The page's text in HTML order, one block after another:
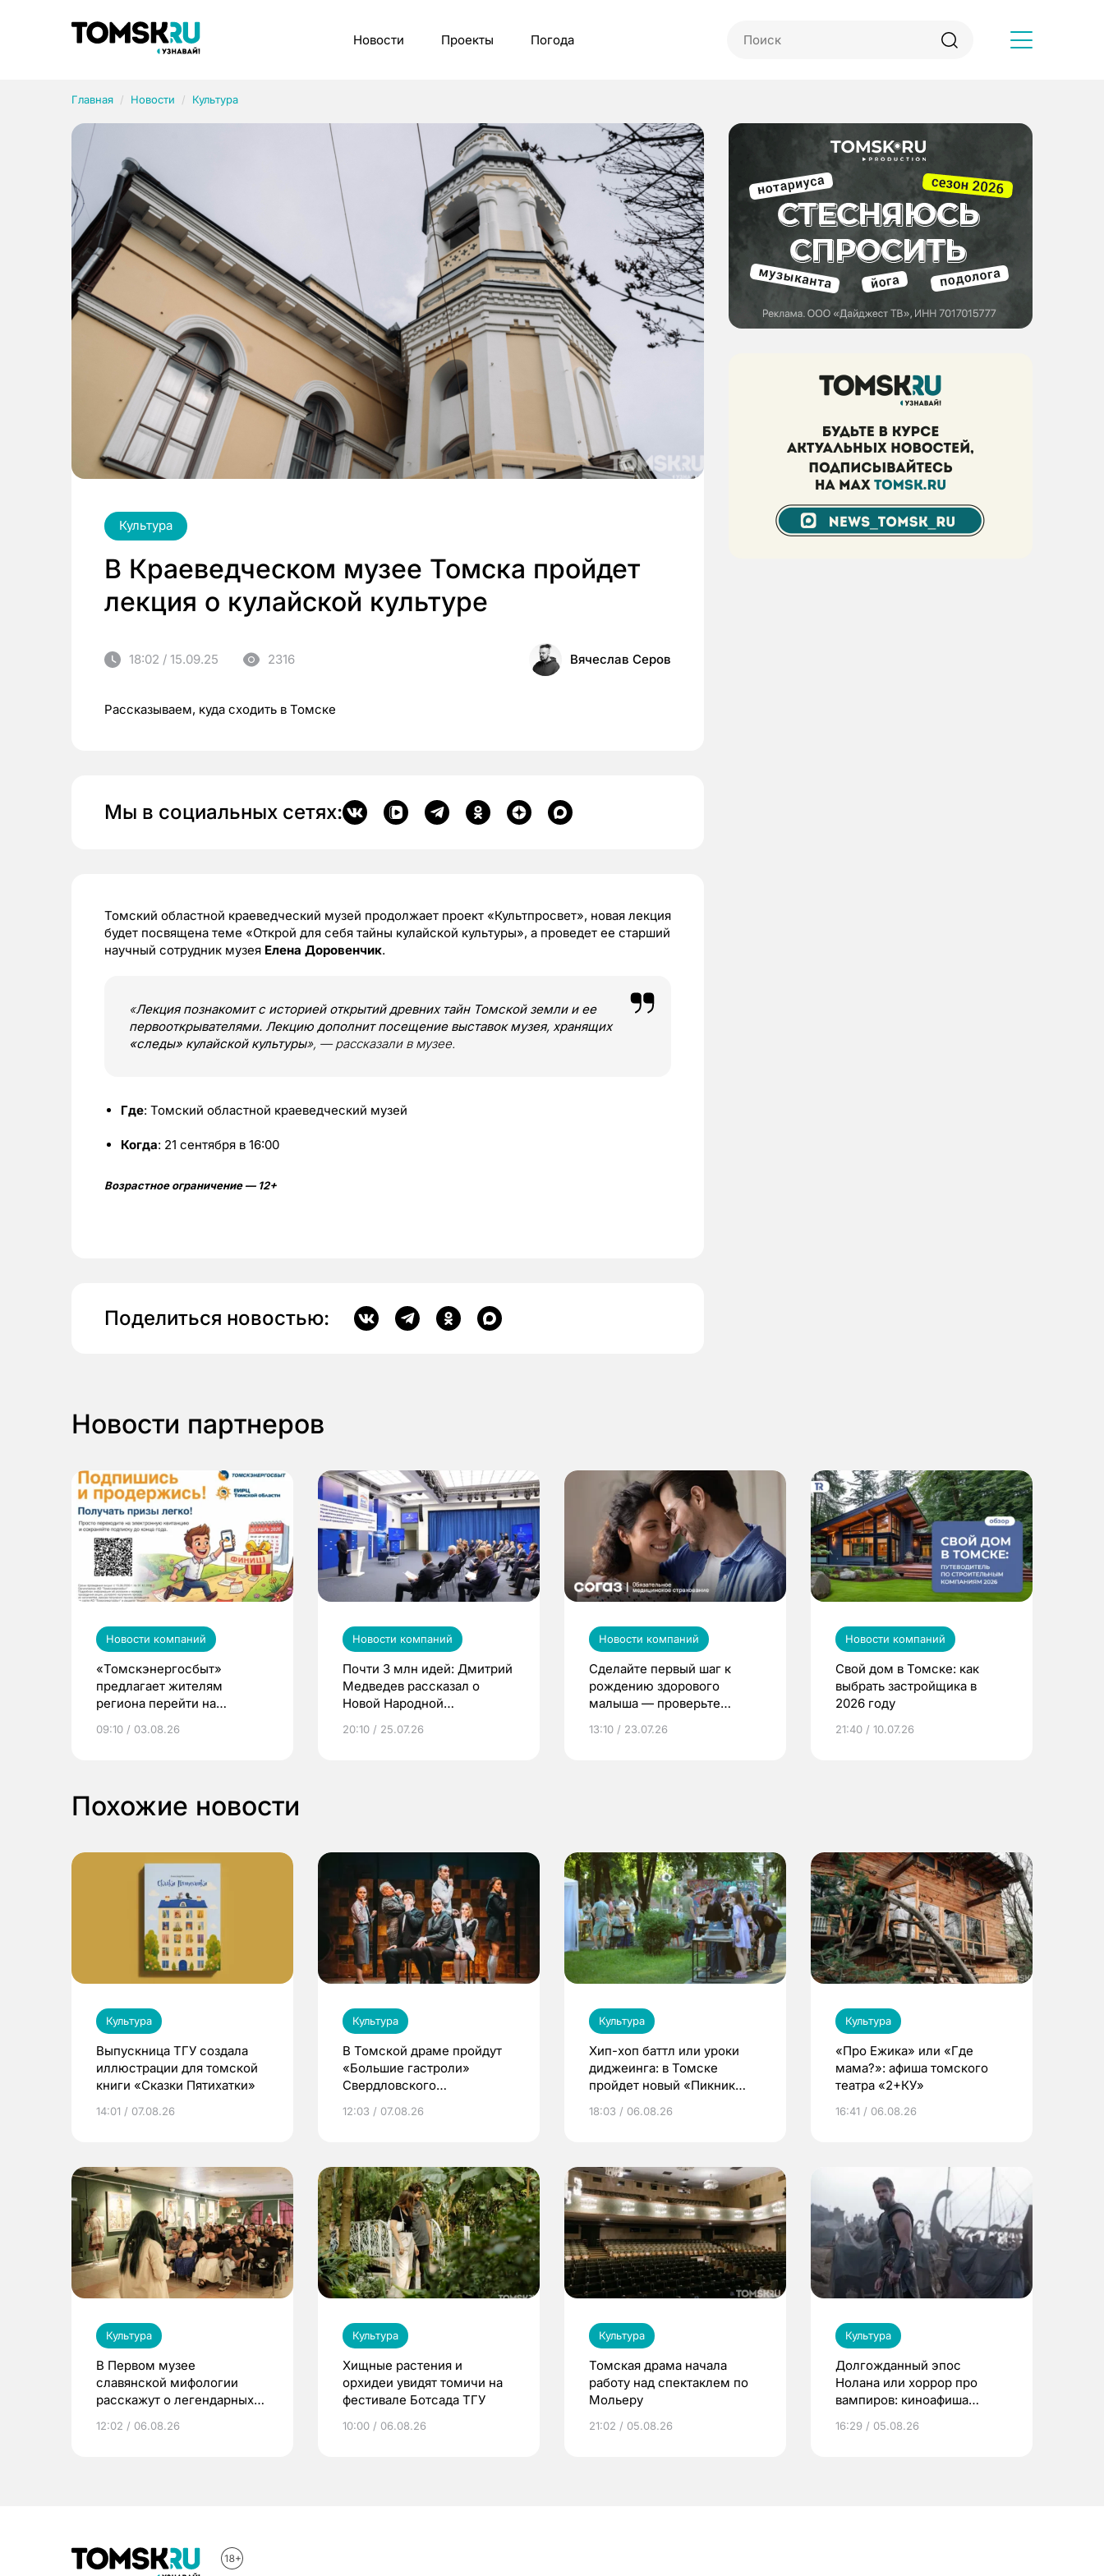
Новости Проекты Погода
Главная Новости Культура
Культура
В Краеведческом музее Томска пройдет
лекция о кулайской культуре
18:02 / 15.09.25 2316 Вячеслав Серов
Рассказываем, куда сходить в Томске
Мы в социальных сетях:
Томский областной краеведческий музей продолжает проект «Культпросвет», новая лекция
будет посвящена теме «Открой для себя тайны кулайской культуры», а проведет ее старший
научный сотрудник музея Елена Доровенчик.
«Лекция познакомит с историей открытий древних тайн Томской земли и ее
первооткрывателями. Лекцию дополнит посещение выставок музея, хранящих
«следы» кулайской культуры», — рассказали в музее.
Где: Томский областной краеведческий музей
Когда: 21 сентября в 16:00
Возрастное ограничение — 12+
Поделиться новостью:
Новости партнеров
Новости компаний
«Томскэнергосбыт»
предлагает жителям
региона перейти на
выиграть призы
09:10 / 03.08.26
Новости компаний
Почти 3 млн идей: Дмитрий
Медведев рассказал о
Новой Народной
20:10 / 25.07.26
Новости компаний
Сделайте первый шаг к
рождению здорового
малыша — проверьте
по ОМС!
13:10 / 23.07.26
Новости компаний
Свой дом в Томске: как
выбрать застройщика в
2026 году
21:40 / 10.07.26
Похожие новости
Культура
Выпускница ТГУ создала
иллюстрации для томской
книги «Сказки Пятихатки»
14:01 / 07.08.26
Культура
В Томской драме пройдут
«Большие гастроли»
Свердловского
драмы
12:03 / 07.08.26
Культура
Хип-хоп баттл или уроки
диджеинга: в Томске
пройдет новый «Пикник
18:03 / 06.08.26
Культура
«Про Ежика» или «Где
мама?»: афиша томского
театра «2+КУ»
16:41 / 06.08.26
Культура
В Первом музее
славянской мифологии
расскажут о легендарных
12:02 / 06.08.26
Культура
Хищные растения и
орхидеи увидят томичи на
фестивале Ботсада ТГУ
10:00 / 06.08.26
Культура
Томская драма начала
работу над спектаклем по
Мольеру
21:02 / 05.08.26
Культура
Долгожданный эпос
Нолана или хоррор про
вампиров: киноафиша
16:29 / 05.08.26
Рубрики